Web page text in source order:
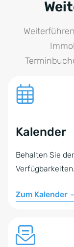
erstellt,
gehostet.
Kalender
Behalten Sie
Verfügbarkeiten.
Zum Kalender